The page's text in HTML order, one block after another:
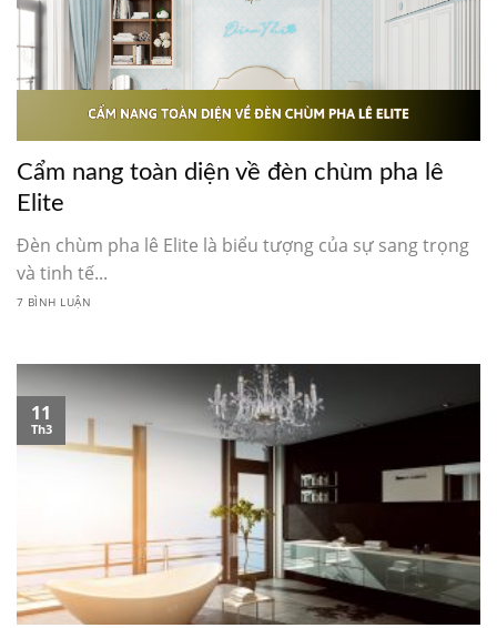
Cẩm nang toàn diện về đèn chùm pha lê
Elite
Đèn chùm pha lê Elite là biểu tượng của sự sang trọng
và tinh tế...
7 BÌNH LUẬN
11
Th3